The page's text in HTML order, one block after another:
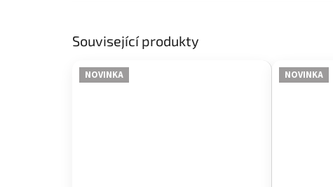
Související produkty
NOVINKA NOVINKA